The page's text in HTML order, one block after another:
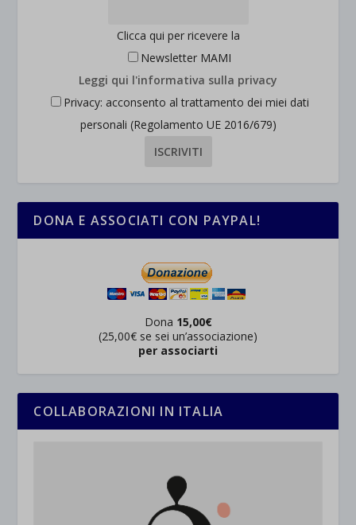
Clicca qui per ricevere la
Newsletter MAMI
Leggi qui l'informativa sulla privacy
Privacy: acconsento al trattamento dei miei dati
personali (Regolamento UE 2016/679)
DONA E ASSOCIATI CON PAYPAL!
Dona 15,00€
(25,00€ se sei un’associazione)
per associarti
COLLABORAZIONI IN ITALIA